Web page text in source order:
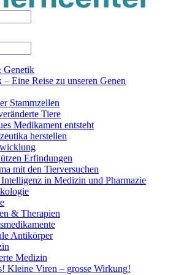
Genetik
– Eine Reise zu unseren Genen
Stammzellen
Tiere
Medikament entsteht
herstellen
Erfindungen
mit den Tierversuchen
in Medizin und Pharmazie
& Therapien
Antikörper
Medizin
Kleine Viren – grosse Wirkung!